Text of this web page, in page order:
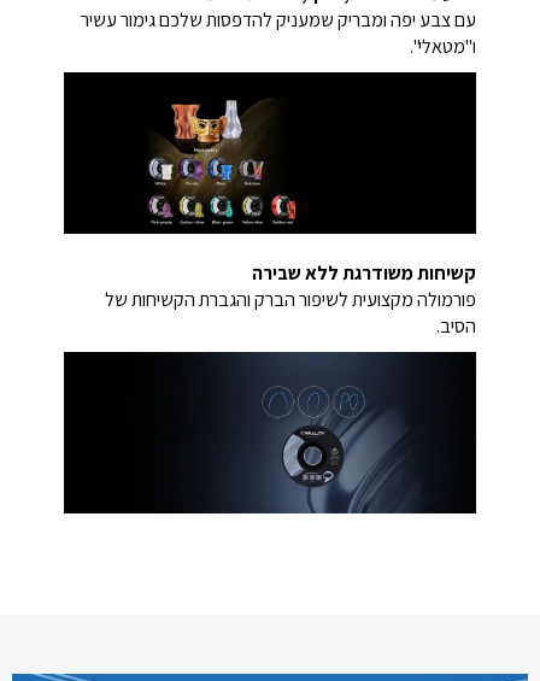
עם צבע יפה ומבריק שמעניק להדפסות שלכם גימור עשיר
ו"מטאלי".
קשיחות משודרגת ללא שבירה
פורמולה מקצועית לשיפור הברק והגברת הקשיחות של
הסיב.